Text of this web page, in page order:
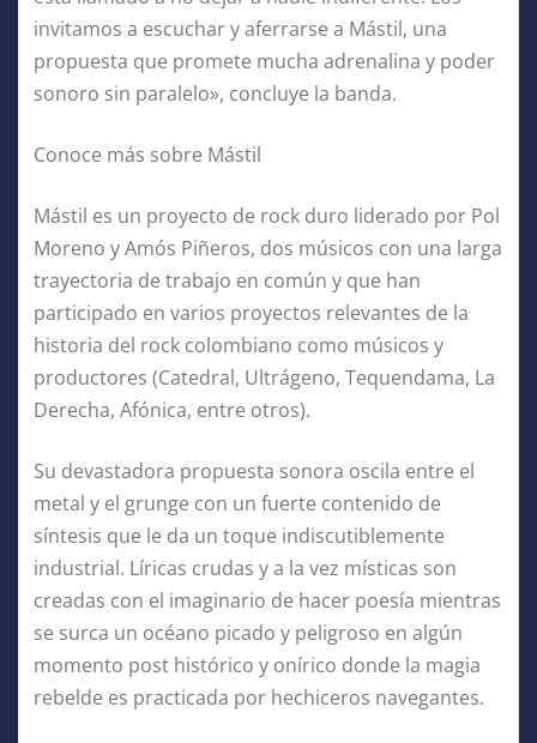
invitamos a escuchar y aferrarse a Mástil, una
propuesta que promete mucha adrenalina y poder
sonoro sin paralelo», concluye la banda.
Conoce más sobre Mástil
Mástil es un proyecto de rock duro liderado por Pol
Moreno y Amós Piñeros, dos músicos con una larga
trayectoria de trabajo en común y que han
participado en varios proyectos relevantes de la
historia del rock colombiano como músicos y
productores (Catedral, Ultrágeno, Tequendama, La
Derecha, Afónica, entre otros).
Su devastadora propuesta sonora oscila entre el
metal y el grunge con un fuerte contenido de
síntesis que le da un toque indiscutiblemente
industrial. Líricas crudas y a la vez místicas son
creadas con el imaginario de hacer poesía mientras
se surca un océano picado y peligroso en algún
momento post histórico y onírico donde la magia
rebelde es practicada por hechiceros navegantes.